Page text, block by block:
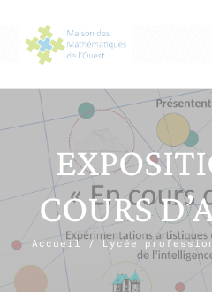
COURS
Accueil/Lycée